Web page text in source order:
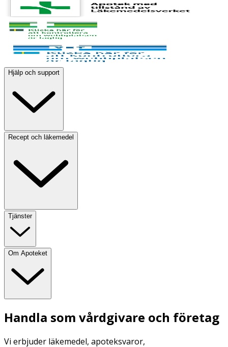
Hjälp och support
Recept och läkemedel
Tjänster
Om Apoteket
Handla som vårdgivare och företag
Vi erbjuder läkemedel, apoteksvaror,